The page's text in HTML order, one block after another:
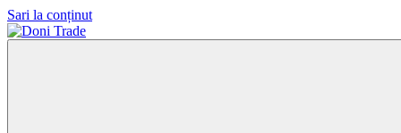
Sari la conținut